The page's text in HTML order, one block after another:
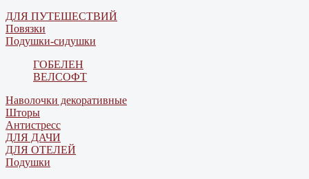
ДЛЯ ПУТЕШЕСТВИЙ
Повязки
Подушки-сидушки
ГОБЕЛЕН
ВЕЛСОФТ
Наволочки декоративные
Шторы
Антистресс
ДЛЯ ДАЧИ
ДЛЯ ОТЕЛЕЙ
Подушки